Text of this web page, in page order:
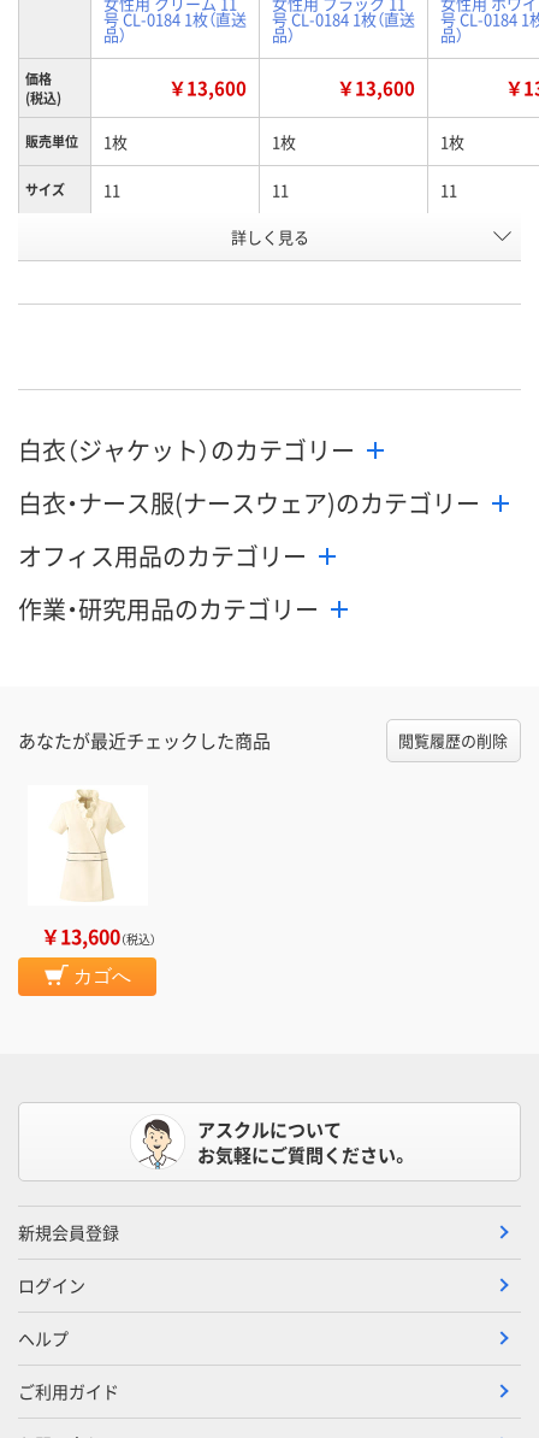
号 CL-0184 1枚（直送
品）
号 CL-0184 1枚（直送
品）
号 CL-0184 1
品）
価格
(税込)
￥13,600 ￥13,600 ￥
販売単位 1枚 1枚 1枚
サイズ 11 11 11
ブラック ホワイト
号
お届け日 9月2日（水）まで 9月2日（水）まで 9月2日（水）
数量
カゴへ
数量
カゴへ カ
詳しく見る
白衣（ジャケット）のカテゴリー
白衣・ナース服(ナースウェア)のカテゴリー
オフィス用品のカテゴリー
作業・研究用品のカテゴリー
あなたが最近チェックした商品 閲覧履歴の削除
￥13,600（税込）
カゴへ
アスクルについて
お気軽にご質問ください。
新規会員登録
ログイン
ヘルプ
ご利用ガイド